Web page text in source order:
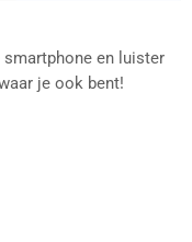
smartphone en luister
je ook bent!